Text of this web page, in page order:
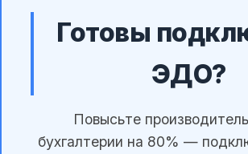
Готовы
ЭДО?
Повысьте
бухгалтерии на 80% —